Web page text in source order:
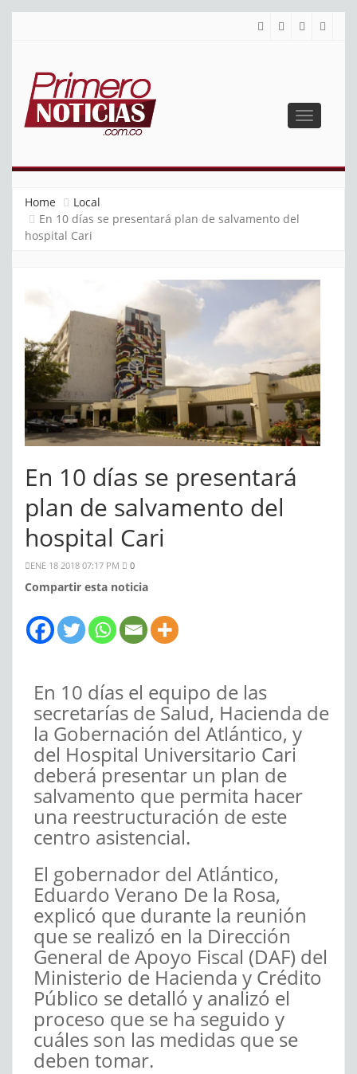
Toggle
Home
Local
En 10 días se presentará plan de salvamento del
hospital Cari
En 10 días se presentará
plan de salvamento del
hospital Cari
ENE 18 2018 07:17 PM 0
Compartir esta noticia
En 10 días el equipo de las
secretarías de Salud, Hacienda de
la Gobernación del Atlántico, y
del Hospital Universitario Cari
deberá presentar un plan de
salvamento que permita hacer
una reestructuración de este
centro asistencial.
El gobernador del Atlántico,
Eduardo Verano De la Rosa,
explicó que durante la reunión
que se realizó en la Dirección
General de Apoyo Fiscal (DAF) del
Ministerio de Hacienda y Crédito
Público se detalló y analizó el
proceso que se ha seguido y
cuáles son las medidas que se
deben tomar.